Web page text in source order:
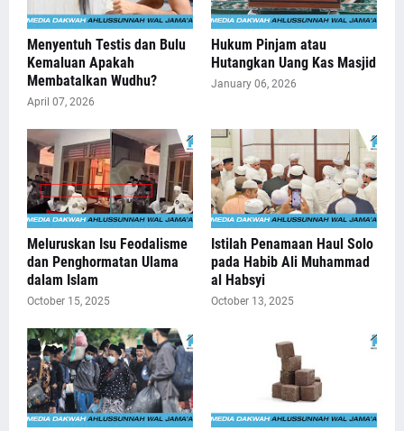
Menyentuh Testis dan Bulu
Kemaluan Apakah
Membatalkan Wudhu?
April 07, 2026
Hukum Pinjam atau
Hutangkan Uang Kas Masjid
January 06, 2026
Meluruskan Isu Feodalisme
dan Penghormatan Ulama
dalam Islam
October 15, 2025
Istilah Penamaan Haul Solo
pada Habib Ali Muhammad
al Habsyi
October 13, 2025